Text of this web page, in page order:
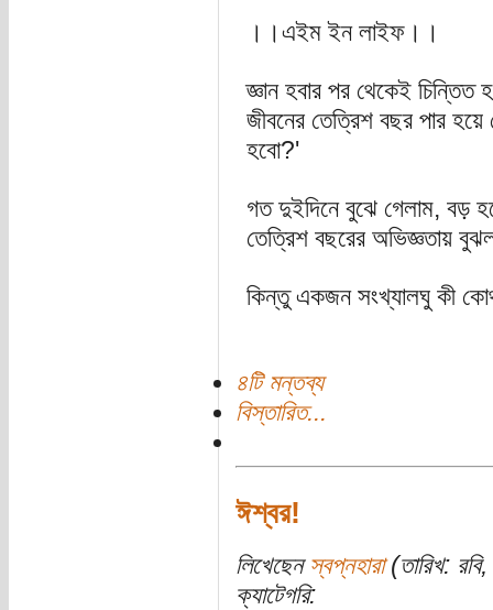
।।এইম ইন লাইফ।।
জ্ঞান হবার পর থেকেই
জীবনের তেত্রিশ বছর পার
হবো?'
গত দুইদিনে বুঝে গেলাম, বড়
তেত্রিশ বছরের অভিজ্ঞতায়
কিন্তু একজন সংখ্যালঘু কী
৪টি মন্তব্য
বিস্তারিত...
ঈশ্বর!
লিখেছেন স্বপ্নহারা(তারিখ:
ক্যাটেগরি: